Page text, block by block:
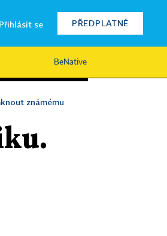
Přihlásit se PŘEDPLATNÉ
BeNative
známému